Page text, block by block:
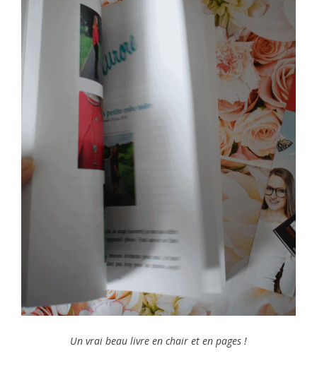
Un vrai beau livre en chair et en pages !